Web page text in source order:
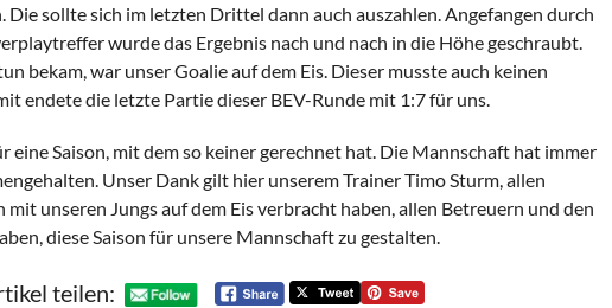
Die sollte sich im letzten Drittel dann auch auszahlen. Angefangen durch
wurde das Ergebnis nach und nach in die Höhe geschraubt.
bekam, war unser Goalie auf dem Eis. Dieser musste auch keinen
endete die letzte Partie dieser BEV-Runde mit 1:7 für uns.
eine Saison, mit dem so keiner gerechnet hat. Die Mannschaft hat immer
Unser Dank gilt hier unserem Trainer Timo Sturm, allen
unseren Jungs auf dem Eis verbracht haben, allen Betreuern und den
diese Saison für unsere Mannschaft zu gestalten.
teilen: